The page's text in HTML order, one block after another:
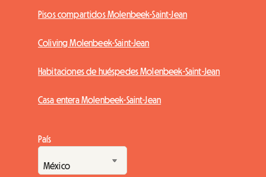
Pisos compartidos Molenbeek-Saint-Jean
Coliving Molenbeek-Saint-Jean
Habitaciones de huéspedes Molenbeek-Saint-Jean
Casa entera Molenbeek-Saint-Jean
País